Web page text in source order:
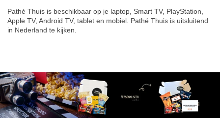
Pathé Thuis is beschikbaar op je laptop, Smart TV, PlayStation,
Apple TV, Android TV, tablet en mobiel. Pathé Thuis is uitsluitend
in Nederland te kijken.